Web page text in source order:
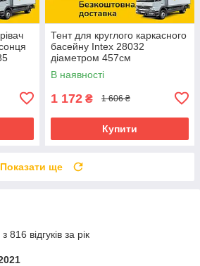
Тент для круглого каркасного
басейну Intex 28032
діаметром 457см
В наявності
1 172 ₴ 1 606 ₴
Купити
Показати ще
816 відгуків за рік